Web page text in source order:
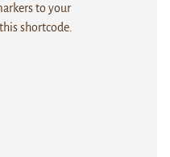
to your
shortcode.